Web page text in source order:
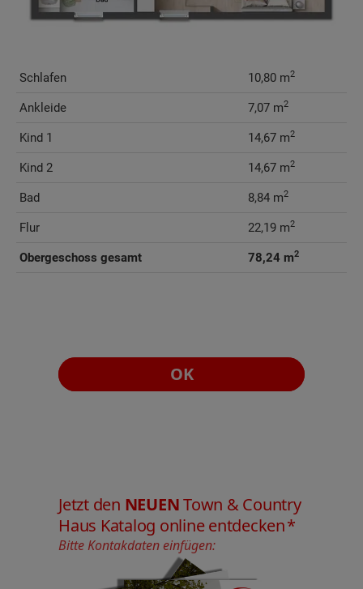
Schlafen 10,80 m2
Ankleide 7,07 m2
Kind 1 14,67 m2
Kind 2 14,67 m2
Bad 8,84 m2
Flur 22,19 m2
Obergeschoss gesamt 78,24 m2